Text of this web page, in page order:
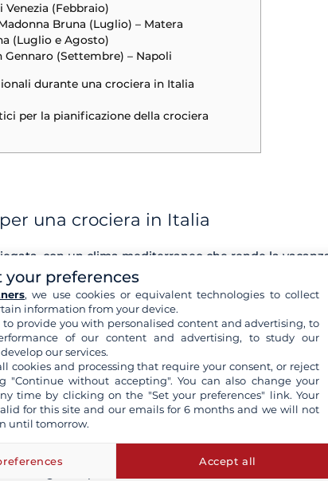
Venezia (Febbraio)
Bruna (Luglio) – Matera
(Luglio e Agosto)
Gennaro (Settembre) – Napoli
durante una crociera in Italia
per la pianificazione della crociera
una crociera in Italia
con un clima mediterraneo che rende la
Le estati sono generalmente calde e soleggiate,
primaverili e autunnali offrono condizioni ideali per
folle turistiche. Sia che tu voglia goderti il sole durante
in altri giorni dell’anno più tranquilli, l’Italia offre
È il periodo ideale per chi cerca una
l'affollamento dell'estate. Le temperature
ai25°C) e le coste meno turistiche,
luoghi incantevoli come la Costiera
le Isole Pontine o l'Isola d'Elba con
migliore per approfittare delle
e scegliere quando andare in base alle
your preferences
, we use cookies or equivalent technologies to collect
information from your device.
to provide you with personalised content and advertising, to
of our content and advertising, to study our
our services.
cookies and processing that require your consent, or reject
"Continue without accepting". You can also change your
time by clicking on the "Set your preferences" link. Your
for this site and our emails for 6 months and we will not
until tomorrow.
Accept all